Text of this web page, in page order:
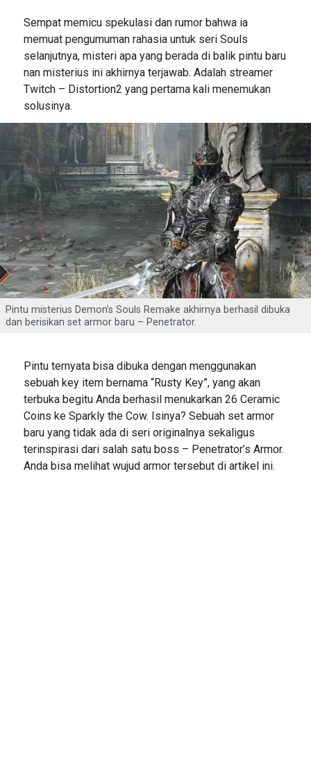
Sempat memicu spekulasi dan rumor bahwa ia
memuat pengumuman rahasia untuk seri Souls
selanjutnya, misteri apa yang berada di balik pintu baru
nan misterius ini akhirnya terjawab. Adalah streamer
Twitch – Distortion2 yang pertama kali menemukan
solusinya.
Pintu misterius Demon’s Souls Remake akhirnya berhasil dibuka
dan berisikan set armor baru – Penetrator.
Pintu ternyata bisa dibuka dengan menggunakan
sebuah key item bernama “Rusty Key”, yang akan
terbuka begitu Anda berhasil menukarkan 26 Ceramic
Coins ke Sparkly the Cow. Isinya? Sebuah set armor
baru yang tidak ada di seri originalnya sekaligus
terinspirasi dari salah satu boss – Penetrator’s Armor.
Anda bisa melihat wujud armor tersebut di artikel ini.